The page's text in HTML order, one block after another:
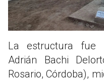
La estructura fue
Adrián Bachi
Rosario, Córdoba),